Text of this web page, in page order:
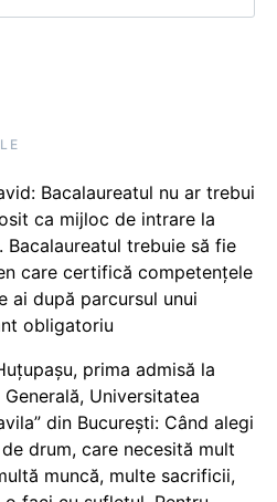
Bacalaureatul nu ar trebui
ca mijloc de intrare la
Bacalaureatul trebuie să fie
care certifică competențele
ai după parcursul unui
obligatoriu
prima admisă la
Universitatea
din București: Când alegi
drum, care necesită mult
muncă, multe sacrificii,